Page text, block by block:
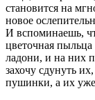
становится на
новое
И вспоминаешь,
цветочная
ладони, и на них
захочу сдунуть
пушинки, а их